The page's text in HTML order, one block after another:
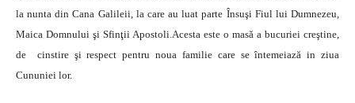
la nunta din Cana Galileii, la care au luat parte Însuşi Fiul lui Dumnezeu,
Maica Domnului şi Sfinţii Apostoli.Acesta este o masă a bucuriei creştine,
de cinstire şi respect pentru noua familie care se întemeiază in ziua
Cununiei lor.